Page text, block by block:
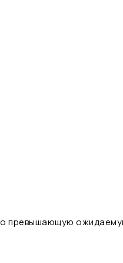
превышающую